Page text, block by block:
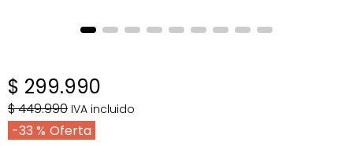
$ 299.990
$449.990 IVA incluido
33 %